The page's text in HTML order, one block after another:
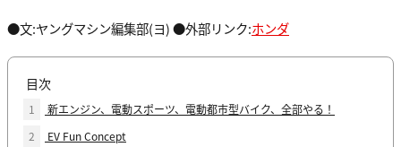
●文:ヤングマシン編集部(ヨ) ●外部リンク:ホンダ
目次
1
新エンジン、電動スポーツ、電動都市型バイク、全部やる！
2
EV Fun Concept